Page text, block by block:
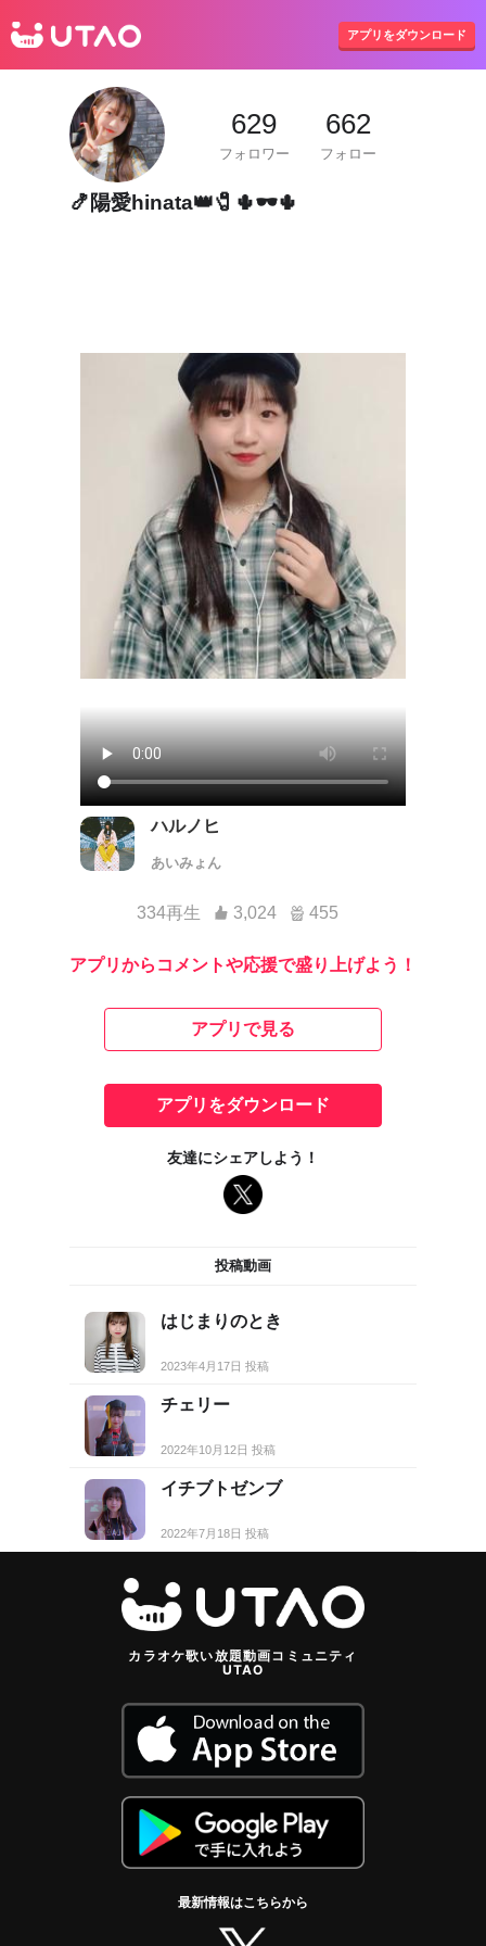
アプリをダウンロード
629
フォロワー
662
フォロー
🍤陽愛hinata👑🧷🌵🕶🌵
ハルノヒ
あいみょん
334再生 3,024 455
アプリからコメントや応援で盛り上げよう！
アプリで見る
アプリをダウンロード
友達にシェアしよう！
投稿動画
はじまりのとき
2023年4月17日 投稿
チェリー
2022年10月12日 投稿
イチブトゼンブ
2022年7月18日 投稿
カラオケ歌い放題動画コミュニティ
UTAO
最新情報はこちらから